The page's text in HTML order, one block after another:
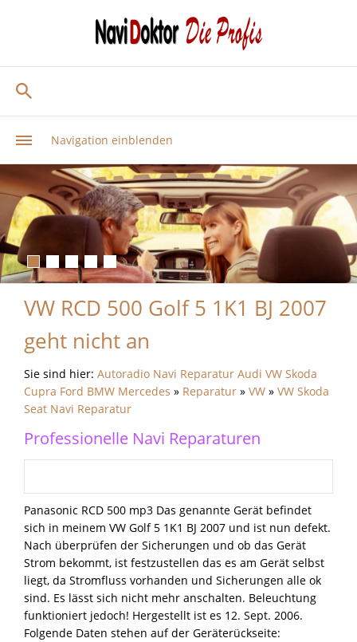
Navigation einblenden
VW RCD 500 Golf 5 1K1 BJ 2007
geht nicht an
Sie sind hier: Autoradio Navi Reparatur Audi VW Skoda
Cupra Ford BMW Mercedes » Reparatur » VW » VW Skoda
Seat Navi Reparatur
Professionelle Navi Reparaturen
Panasonic RCD 500 mp3 Das genannte Gerät befindet
sich in meinem VW Golf 5 1K1 BJ 2007 und ist nun defekt.
Nach überprüfen der Sicherungen und ob das Gerät
Strom bekommt, ist festzustellen das es am Gerät selbst
liegt, da Stromfluss vorhanden und Sicherungen alle ok
sind. Es lässt sich nicht mehr anschalten. Beleuchtung
funktioniert jedoch! Hergestellt ist es 12. Sept. 2006.
Folgende Daten stehen auf der Geräterückseite: